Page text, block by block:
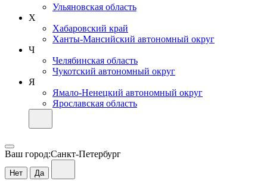
Ульяновская область
Х
Хабаровский край
Ханты-Мансийский автономный округ
Ч
Челябинская область
Чукотский автономный округ
Я
Ямало-Ненецкий автономный округ
Ярославская область
Ваш город:Санкт-Петербург
Нет Да